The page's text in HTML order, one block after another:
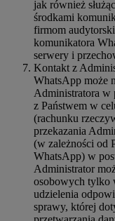
jak również
środkami
firmom
komunikatora
serwery i
Kontakt z
WhatsApp może
Administratora w
z Państwem w
(rachunku
przekazania
(w zależności od
WhatsApp) w
Administrator
osobowych tylko
udzielenia
sprawy, której